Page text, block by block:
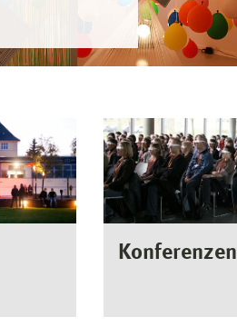
Konferenzen